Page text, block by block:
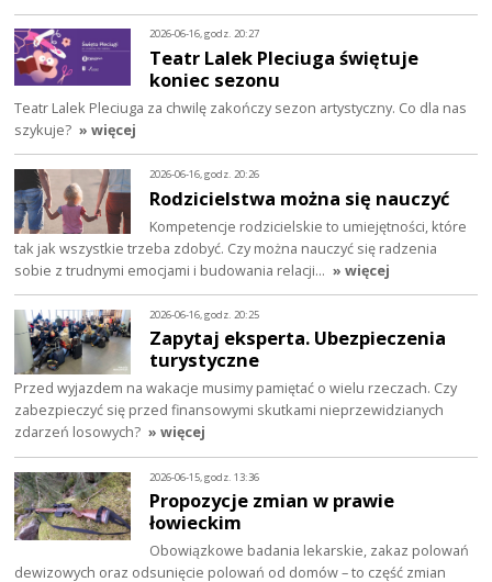
2026-06-16, godz. 20:27
Teatr Lalek Pleciuga świętuje
koniec sezonu
Teatr Lalek Pleciuga za chwilę zakończy sezon artystyczny. Co dla nas
szykuje? » więcej
2026-06-16, godz. 20:26
Rodzicielstwa można się nauczyć
Kompetencje rodzicielskie to umiejętności, które
tak jak wszystkie trzeba zdobyć. Czy można nauczyć się radzenia
sobie z trudnymi emocjami i budowania relacji… » więcej
2026-06-16, godz. 20:25
Zapytaj eksperta. Ubezpieczenia
turystyczne
Przed wyjazdem na wakacje musimy pamiętać o wielu rzeczach. Czy
zabezpieczyć się przed finansowymi skutkami nieprzewidzianych
zdarzeń losowych? » więcej
2026-06-15, godz. 13:36
Propozycje zmian w prawie
łowieckim
Obowiązkowe badania lekarskie, zakaz polowań
dewizowych oraz odsunięcie polowań od domów – to część zmian